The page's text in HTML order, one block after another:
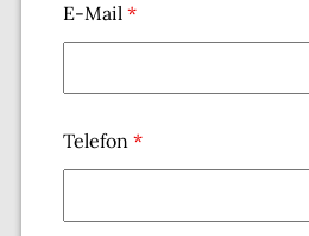
E-Mail *
Telefon *